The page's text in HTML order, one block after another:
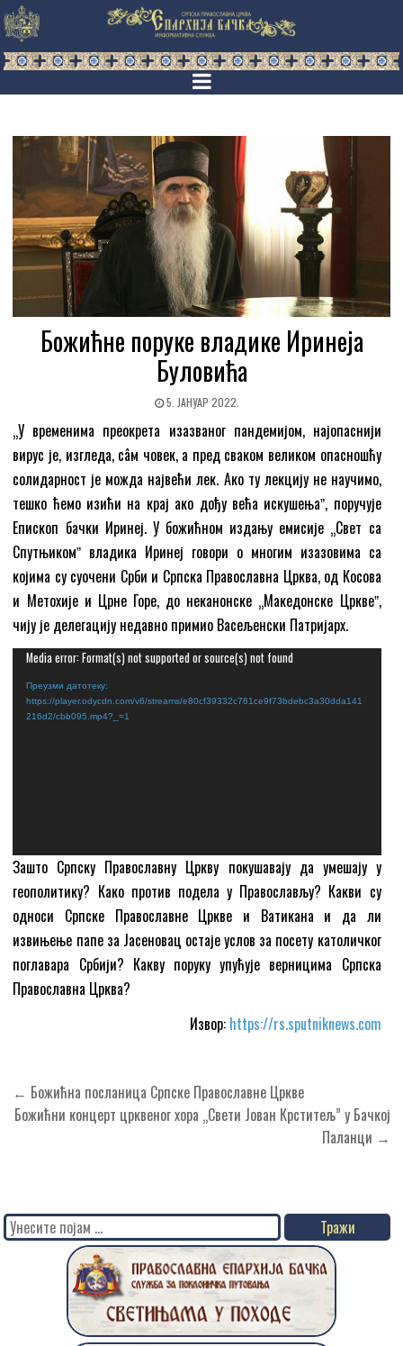
Божићне поруке владике Иринеја
Буловића
5. ЈАНУАР 2022.
„У временима преокрета изазваног пандемијом, најопаснији
вирус је, изгледа, сâм човек, а пред сваком великом опасношћу
солидарност је можда највећи лек. Ако ту лекцију не научимо,
тешко ћемо изићи на крај ако дођу већа искушењаˮ, поручује
Епископ бачки Иринеј. У божићном издању емисије „Свет са
Спутњикомˮ владика Иринеј говори о многим изазовима са
којима су суочени Срби и Српска Православна Црква, од Косова
и Метохије и Црне Горе, до неканонске „Македонске Црквеˮ,
чију је делегацију недавно примио Васељенски Патријарх.
Прегледач
видео
записа
Media error: Format(s) not supported or source(s) not found
Преузми датотеку:
https://player.odycdn.com/v6/streams/e80cf39332c761ce9f73bdebc3a30dda141
216d2/cbb095.mp4?_=1
Зашто Српску Православну Цркву покушавају да умешају у
геополитику? Како против подела у Православљу? Какви су
односи Српске Православне Цркве и Ватикана и да ли
извињење папе за Јасеновац остаје услов за посету католичког
поглавара Србији? Какву поруку упућује верницима Српска
Православна Црква?
Извор: https://rs.sputniknews.com
Кретање
чланка
← Божићна посланица Српске Православне Цркве
Божићни концерт црквеног хора „Свети Јован Крститељ” у Бачкој
Паланци →
Search
for: